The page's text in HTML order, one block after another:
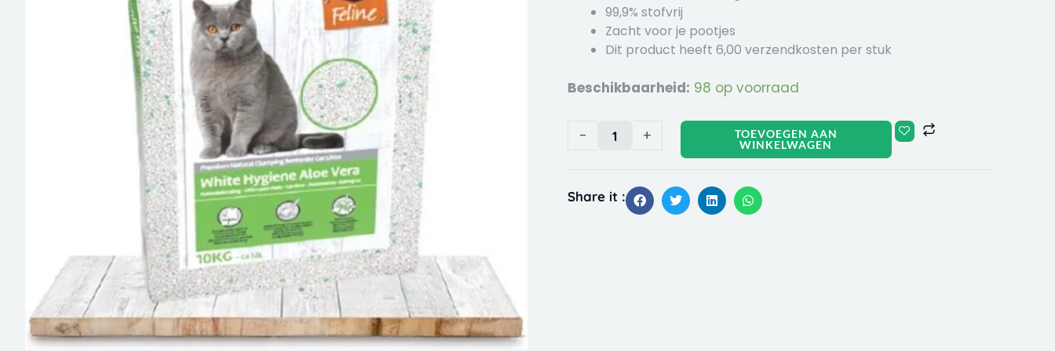
99,9% stofvrij
Zacht voor je pootjes
Dit product heeft 6,00 verzendkosten per stuk
Beschikbaarheid: 98 op voorraad
-
Hobby
Hygiene
Vera
+
TOEVOEGEN AAN
WINKELWAGEN
Share it :